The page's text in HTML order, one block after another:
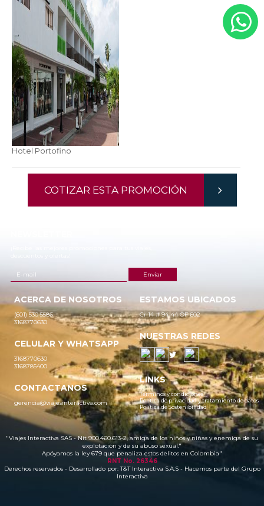
Hotel Portofino
COTIZAR ESTA PROMOCIÓN
ACERCA DE NOSOTROS
(601) 530 5586
3168770630
CELULAR Y WHATSAPP
3168770630
3168785400
CONTACTANOS
gerencia@viajesinteractiva.com
ESTAMOS UBICADOS
Cr 14 # 94-44 OF 602
NUESTRAS REDES
LINKS
Términos y condiciones
Política de privacidad y tratamiento de datos
Política de Sostenibilidad
"Viajes Interactiva SAS - Nit 900.460.613-2, amiga de los niños y niñas y enemiga de su
explotación y de su abuso sexual."
Apóyamos la ley 679 que penaliza estos delitos en Colombia"
RNT No. 26346
Derechos reservados - Desarrollado por:T&T Interactiva S.A.S- Hacemos parte del Grupo
Interactiva